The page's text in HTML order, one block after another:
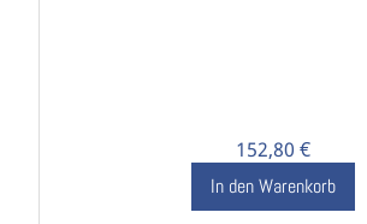
152,80 €
In den Warenkorb